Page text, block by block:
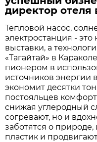
директор отеля
Тепловой насос,
электростанция -
выставки, а
«Тагайтай» в
пионером в
источников энергии
экономит десятки
постояльцев
снижая углеродный
согревают, но и
заботятся о
пластик и